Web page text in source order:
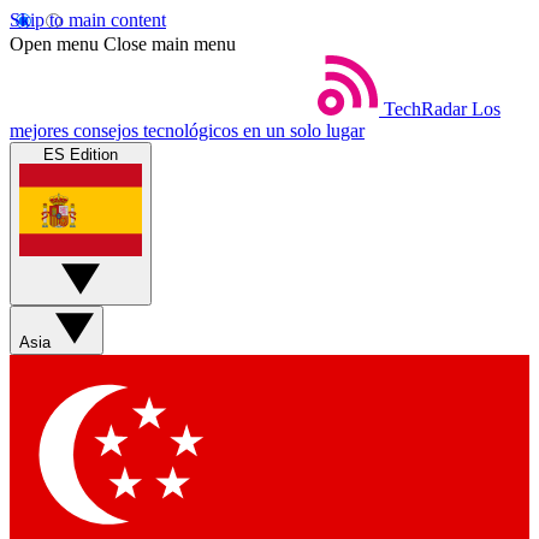
Skip to main content
Open menu Close main menu
TechRadar Los
mejores consejos tecnológicos en un solo lugar
ES Edition
Asia